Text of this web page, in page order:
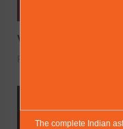
Valentine’s Day
The complete Indian